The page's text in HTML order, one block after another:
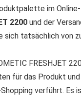
im Online-
2200 und der
sich tatsächlich von
FRESHJET
für das Produkt und
verführt. Es